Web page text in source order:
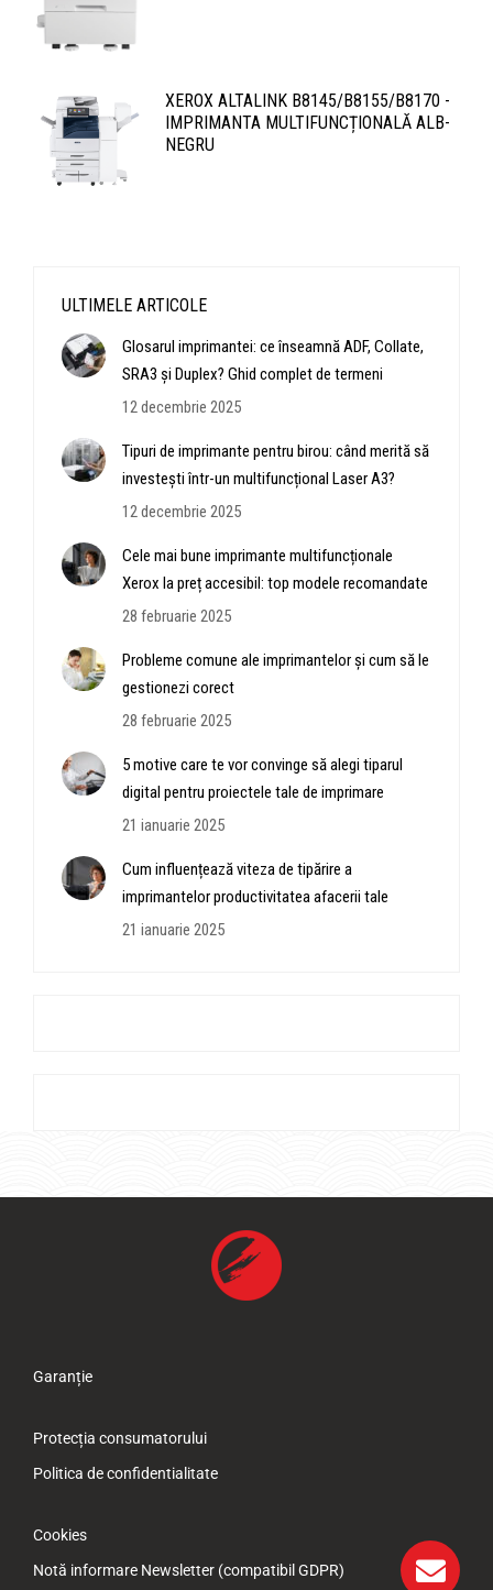
XEROX ALTALINK B8145/B8155/B8170 -
IMPRIMANTA MULTIFUNCȚIONALĂ ALB-
NEGRU
ULTIMELE ARTICOLE
Glosarul imprimantei: ce înseamnă ADF, Collate,
SRA3 și Duplex? Ghid complet de termeni
12 decembrie 2025
Tipuri de imprimante pentru birou: când merită să
investești într-un multifuncțional Laser A3?
12 decembrie 2025
Cele mai bune imprimante multifuncționale
Xerox la preț accesibil: top modele recomandate
28 februarie 2025
Probleme comune ale imprimantelor și cum să le
gestionezi corect
28 februarie 2025
5 motive care te vor convinge să alegi tiparul
digital pentru proiectele tale de imprimare
21 ianuarie 2025
Cum influențează viteza de tipărire a
imprimantelor productivitatea afacerii tale
21 ianuarie 2025
Garanție
Protecția consumatorului
Politica de confidentialitate
Cookies
Notă informare Newsletter (compatibil GDPR)